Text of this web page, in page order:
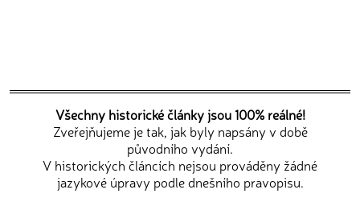
Všechny historické články jsou 100% reálné!
Zveřejňujeme je tak, jak byly napsány v době
původního vydání.
V historických článcích nejsou prováděny žádné
jazykové úpravy podle dnešního pravopisu.